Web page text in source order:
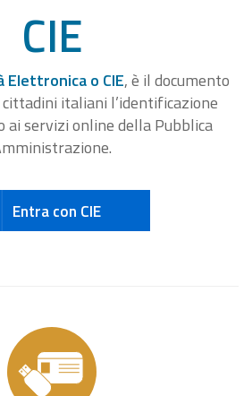
CIE
Elettronica o CIE, è il documento
italiani l’identificazione
ai servizi online della Pubblica
Entra con CIE